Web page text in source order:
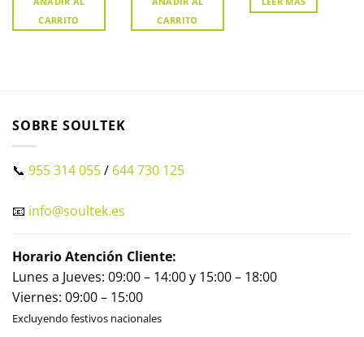
CARRITO
CARRITO
SOBRE SOULTEK
📞 955 314 055/ 644 730 125
📧 info@soultek.es
Horario Atención Cliente:
Lunes a Jueves: 09:00 – 14:00 y 15:00 – 18:00
Viernes: 09:00 – 15:00
Excluyendo festivos nacionales